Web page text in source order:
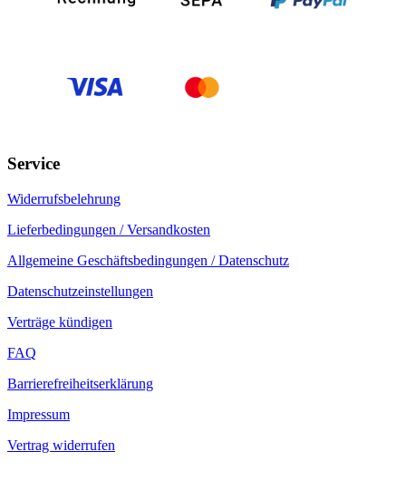
Service
Widerrufsbelehrung
Lieferbedingungen / Versandkosten
Allgemeine Geschäftsbedingungen / Datenschutz
Datenschutzeinstellungen
Verträge kündigen
FAQ
Barrierefreiheitserklärung
Impressum
Vertrag widerrufen